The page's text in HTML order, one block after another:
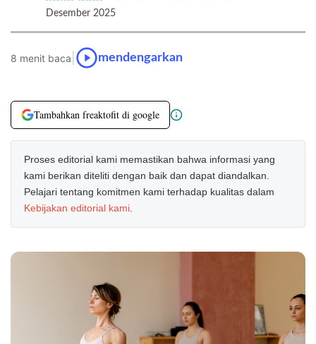
Desember 2025
8 menit baca mendengarkan
Tambahkan freaktofit di google
Proses editorial kami memastikan bahwa informasi yang
kami berikan diteliti dengan baik dan dapat diandalkan.
Pelajari tentang komitmen kami terhadap kualitas dalam
Kebijakan editorial kami